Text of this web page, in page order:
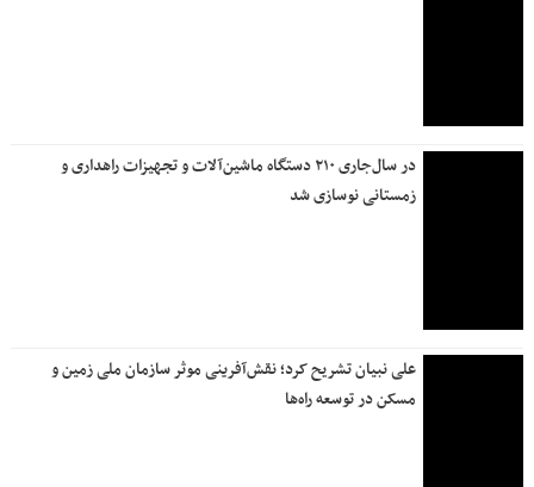
در سال‌جاری ۲۱۰ دستگاه ماشین‌آلات و تجهیزات راهداری و
زمستانی نوسازی شد
علی نبیان تشریح کرد؛ نقش‌آفرینی موثر سازمان ملی زمین و
مسکن در توسعه راه‌ها